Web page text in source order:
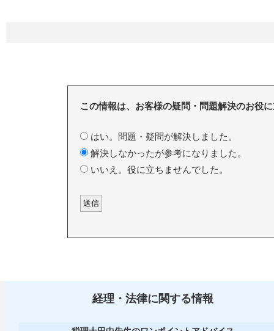
この情報は、お客様の疑問・問題解決のお役
はい。問題・疑問が解決しました。
解決しなかったが参考になりました。
いいえ。役に立ちませんでした。
経理・法律に関する情報